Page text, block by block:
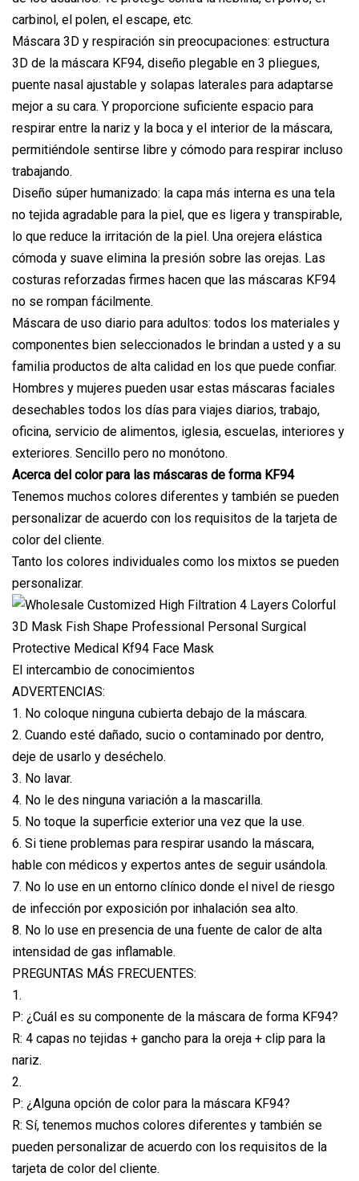
carbinol, el polen, el escape, etc.
Máscara 3D y respiración sin preocupaciones: estructura
3D de la máscara KF94, diseño plegable en 3 pliegues,
puente nasal ajustable y solapas laterales para adaptarse
mejor a su cara. Y proporcione suficiente espacio para
respirar entre la nariz y la boca y el interior de la máscara,
permitiéndole sentirse libre y cómodo para respirar incluso
trabajando.
Diseño súper humanizado: la capa más interna es una tela
no tejida agradable para la piel, que es ligera y transpirable,
lo que reduce la irritación de la piel. Una orejera elástica
cómoda y suave elimina la presión sobre las orejas. Las
costuras reforzadas firmes hacen que las máscaras KF94
no se rompan fácilmente.
Máscara de uso diario para adultos: todos los materiales y
componentes bien seleccionados le brindan a usted y a su
familia productos de alta calidad en los que puede confiar.
Hombres y mujeres pueden usar estas máscaras faciales
desechables todos los días para viajes diarios, trabajo,
oficina, servicio de alimentos, iglesia, escuelas, interiores y
exteriores. Sencillo pero no monótono.
Acerca del color para las máscaras de forma KF94
Tenemos muchos colores diferentes y también se pueden
personalizar de acuerdo con los requisitos de la tarjeta de
color del cliente.
Tanto los colores individuales como los mixtos se pueden
personalizar.
El intercambio de conocimientos
ADVERTENCIAS:
1. No coloque ninguna cubierta debajo de la máscara.
2. Cuando esté dañado, sucio o contaminado por dentro,
deje de usarlo y deséchelo.
3. No lavar.
4. No le des ninguna variación a la mascarilla.
5. No toque la superficie exterior una vez que la use.
6. Si tiene problemas para respirar usando la máscara,
hable con médicos y expertos antes de seguir usándola.
7. No lo use en un entorno clínico donde el nivel de riesgo
de infección por exposición por inhalación sea alto.
8. No lo use en presencia de una fuente de calor de alta
intensidad de gas inflamable.
PREGUNTAS MÁS FRECUENTES:
1.
P: ¿Cuál es su componente de la máscara de forma KF94?
R: 4 capas no tejidas + gancho para la oreja + clip para la
nariz.
2.
P: ¿Alguna opción de color para la máscara KF94?
R: Sí, tenemos muchos colores diferentes y también se
pueden personalizar de acuerdo con los requisitos de la
tarjeta de color del cliente.